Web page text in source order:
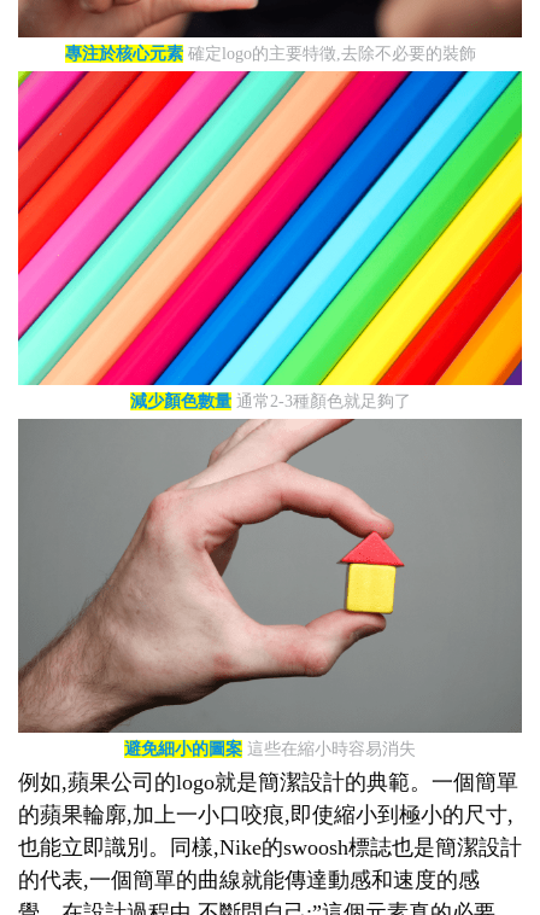
專注於核心元素確定logo的主要特徵,去除不必要的裝飾
減少顏色數量通常2-3種顏色就足夠了
避免細小的圖案 這些在縮小時容易消失
例如,蘋果公司的logo就是簡潔設計的典範。一個簡單
的蘋果輪廓,加上一小口咬痕,即使縮小到極小的尺寸,
也能立即識別。同樣,Nike的swoosh標誌也是簡潔設計
的代表,一個簡單的曲線就能傳達動感和速度的感